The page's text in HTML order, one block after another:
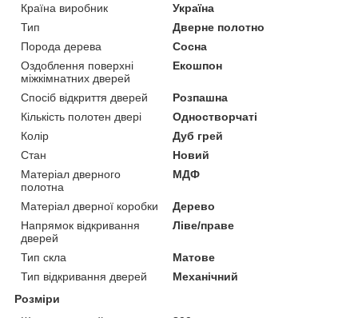
Країна виробник
Україна
Тип
Дверне полотно
Порода дерева
Сосна
Оздоблення поверхні
міжкімнатних дверей
Екошпон
Спосіб відкриття дверей
Розпашна
Кількість полотен двері
Одностворчаті
Колір
Дуб грей
Стан
Новий
Матеріал дверного
полотна
МДФ
Матеріал дверної коробки
Дерево
Напрямок відкривання
дверей
Ліве/праве
Тип скла
Матове
Тип відкривання дверей
Механічний
Розміри